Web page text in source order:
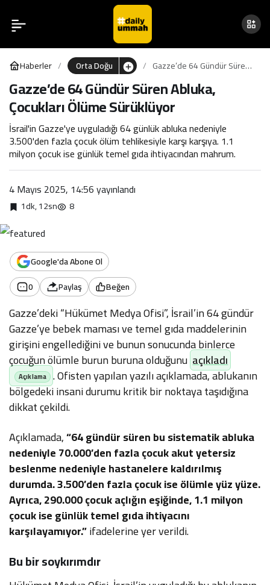
Haberler Orta Doğu
Gazze’de 64 Gündür Süren
Abluka, Çocukları Ölüme
Sürüklüyor
Gazze’de 64 Gündür Süren Abluka,
Çocukları Ölüme Sürüklüyor
İsrail'in Gazze'ye uyguladığı 64 günlük abluka nedeniyle
3.500'den fazla çocuk ölüm tehlikesiyle karşı karşıya. 1.1
milyon çocuk ise günlük temel gıda ihtiyacından mahrum.
4 Mayıs 2025, 14:56yayınlandı
1dk, 12sn 8
Google'da Abone Ol
0
Paylaş Beğen
Gazze’deki “Hükümet Medya Ofisi”, İsrail’in 64 gündür
Gazze’ye bebek maması ve temel gıda maddelerinin
girişini engellediğini ve bunun sonucunda binlerce
çocuğun ölümle burun buruna olduğunu açıkladı
. Ofisten yapılan yazılı açıklamada, ablukanın
bölgedeki insani durumu kritik bir noktaya taşıdığına
dikkat çekildi.
Açıklamada,“64 gündür süren bu sistematik abluka
nedeniyle 70.000’den fazla çocuk akut yetersiz
beslenme nedeniyle hastanelere kaldırılmış
durumda. 3.500’den fazla çocuk ise ölümle yüz yüze.
Ayrıca, 290.000 çocuk açlığın eşiğinde, 1.1 milyon
çocuk ise günlük temel gıda ihtiyacını
karşılayamıyor.”ifadelerine yer verildi.
Bu bir soykırımdır
Obama Yetkililerinden
Biden’a: Netanyahu’ya
Olan Sadakat Gözlerini Kör
Etti!
Paylaş